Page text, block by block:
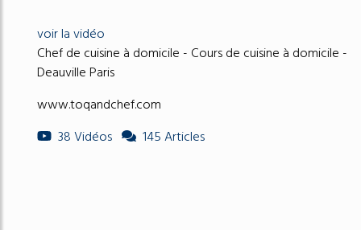
voir la vidéo
Chef de cuisine à domicile - Cours de cuisine à domicile -
Deauville Paris
www.toqandchef.com
38 Vidéos
145 Articles